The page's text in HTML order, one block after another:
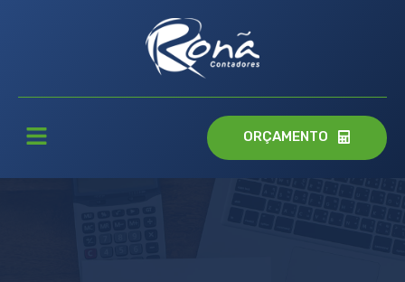
ORÇAMENTO